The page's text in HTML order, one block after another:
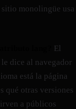
monolingüe usa
El
le dice al navegador
está la página
qué otras versiones
a públicos